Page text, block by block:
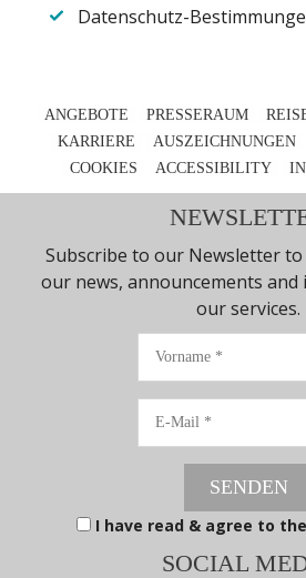
Datenschutz-
ANGEBOTE PRESSERAUM
KARRIERE
AUSZEICHNUNGEN
COOKIES
ACCESSIBILITY
Subscribe to our Newsletter
our news, announcements
our services.
Vorname
SENDEN
I have read & agree to the
SOCIAL